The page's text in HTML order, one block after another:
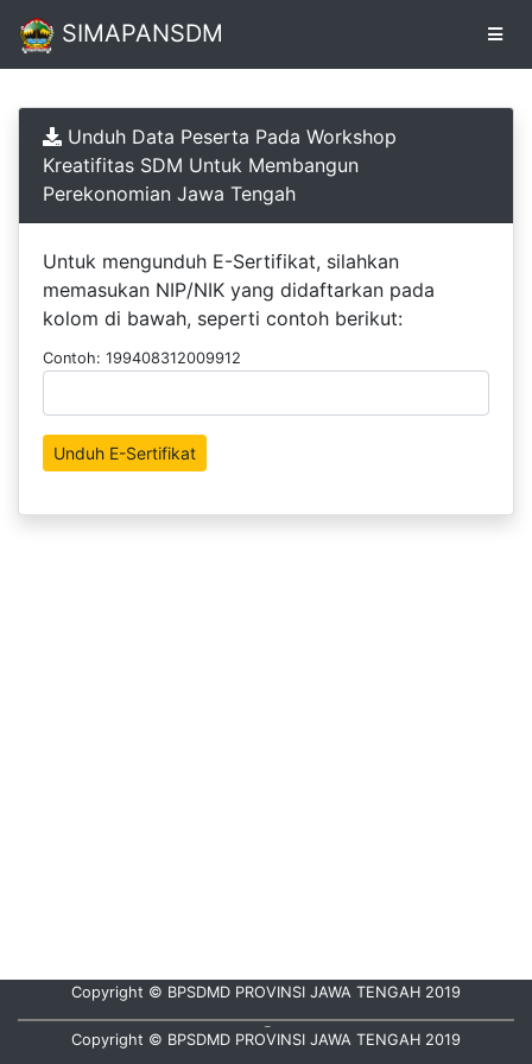
SIMAPANSDM
OnlineUnduh Data Peserta Pada Workshop
Kreatifitas SDM Untuk Membangun
Perekonomian Jawa Tengah
Untuk mengunduh E-Sertifikat, silahkan
memasukan NIP/NIK yang didaftarkan pada
kolom di bawah, seperti contoh berikut:
Contoh: 199408312009912
Unduh E-Sertifikat
Copyright © BPSDMD PROVINSI JAWA TENGAH 2019
Hubungi Kami : 08112835000
Copyright © BPSDMD PROVINSI JAWA TENGAH 2019